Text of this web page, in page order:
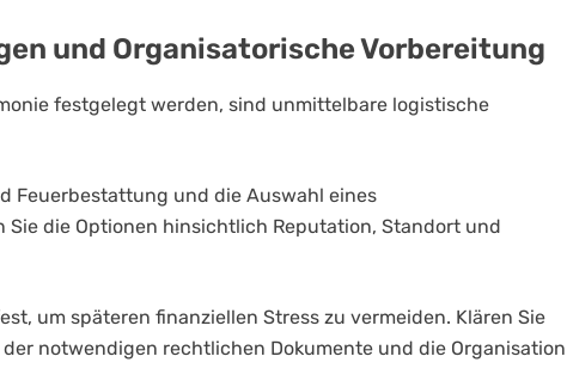
und Organisatorische Vorbereitung
festgelegt werden, sind unmittelbare logistische
Feuerbestattung und die Auswahl eines
die Optionen hinsichtlich Reputation, Standort und
um späteren finanziellen Stress zu vermeiden. Klären Sie
notwendigen rechtlichen Dokumente und die Organisation